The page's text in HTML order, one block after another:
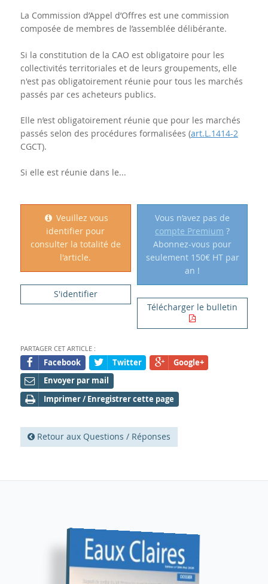
La Commission d’Appel d’Offres est une commission
composée de membres de l’assemblée délibérante.
Si la constitution de la CAO est obligatoire pour les
collectivités territoriales et de leurs groupements, elle
n'est pas obligatoirement réunie pour tous les marchés
passés par ces acheteurs publics.
Elle n’est obligatoirement réunie que pour les marchés
passés selon des procédures formalisées (art.L.1414-2
CGCT).
Si elle est réunie dans le...
Veuillez vous
identifier pour
consulter la totalité de
l'article.
S'identifier
Vous n’avez pas de
compte Premium ?
Abonnez-vous pour
seulement 150€ HT par
an !
Télécharger le bulletin
PARTAGER CET ARTICLE :
Facebook Twitter
Google+
Envoyer par mail
Imprimer / Enregistrer cette page
Retour aux Questions / Réponses